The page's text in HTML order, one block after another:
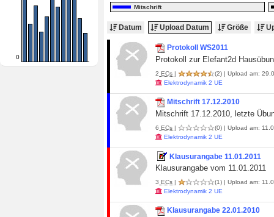
0
Mitschrift
Datum Upload Datum Größe
Protokoll WS2011
Protokoll zur Elefant2d
2 ECs | (2) | Upload am:
Elektrodynamik 2 UE
Mitschrift 17.12.2010
Mitschrift 17.12.2010, letzte
6 ECs | (0) | Upload am:
Elektrodynamik 2 UE
Klausurangabe 11.01.2011
Klausurangabe vom 11.01.2011
3 ECs | (1) | Upload am:
Elektrodynamik 2 UE
Klausurangabe 22.01.2010